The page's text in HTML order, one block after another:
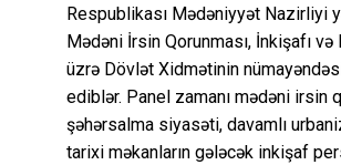
Respublikası Mədəniyyət Nazirliyi
Mədəni İrsin Qorunması, İnkişafı və
üzrə Dövlət Xidmətinin
ediblər. Panel zamanı mədəni irsin
şəhərsalma siyasəti, davamlı
tarixi məkanların gələcək inkişaf